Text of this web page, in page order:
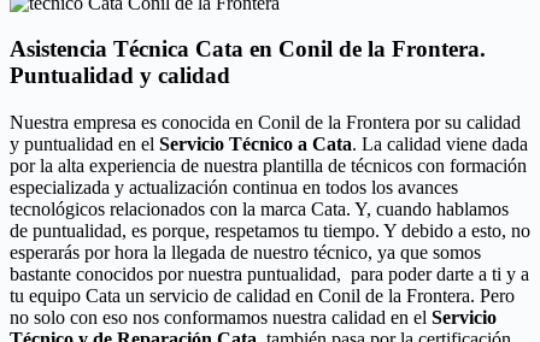
Asistencia Técnica Cata en Conil de la Frontera.
Puntualidad y calidad
Nuestra empresa es conocida en Conil de la Frontera por su calidad
y puntualidad en el Servicio Técnico a Cata. La calidad viene dada
por la alta experiencia de nuestra plantilla de técnicos con formación
especializada y actualización continua en todos los avances
tecnológicos relacionados con la marca Cata. Y, cuando hablamos
de puntualidad, es porque, respetamos tu tiempo. Y debido a esto, no
esperarás por hora la llegada de nuestro técnico, ya que somos
bastante conocidos por nuestra puntualidad, para poder darte a ti y a
tu equipo Cata un servicio de calidad en Conil de la Frontera. Pero
no solo con eso nos conformamos nuestra calidad en el Servicio